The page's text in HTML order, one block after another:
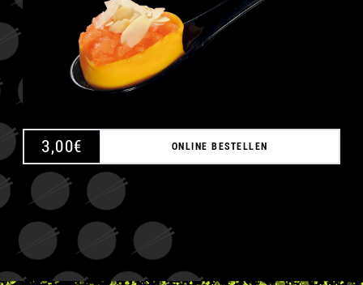
3,00€ ONLINE BESTELLEN